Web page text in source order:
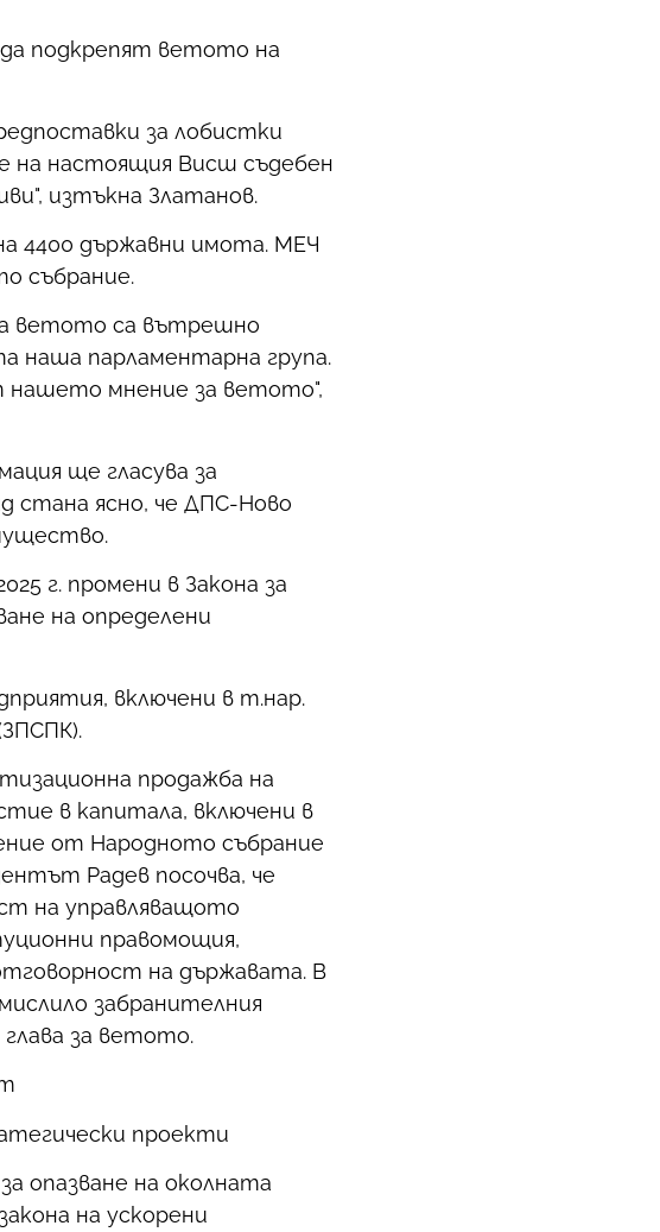
подкрепят ветото на
за лобистки
на настоящия Висш съдебен
изтъкна Златанов.
4400 държавни имота. МЕЧ
събрание.
ветото са вътрешно
наша парламентарна група.
нашето мнение за ветото",
ще гласува за
стана ясно, че ДПС-Ново
г. промени в Закона за
на определени
включени в т.нар.
продажба на
в капитала, включени в
от Народното събрание
Радев посочва, че
на управляващото
правомощия,
на държавата. В
забранителния
за ветото.
проекти
опазване на околната
на ускорени